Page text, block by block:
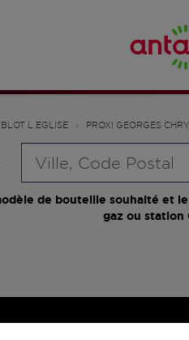
BLOT L EGLISE PROXI GEORGES
de bouteille souhaité et
gaz ou station